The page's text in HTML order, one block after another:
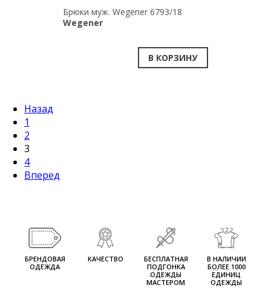
Брюки муж. Wegener 6793/18
Wegener
В КОРЗИНУ
Назад
1
2
3
4
Вперед
БРЕНДОВАЯ
ОДЕЖДА
КАЧЕСТВО
БЕСПЛАТНАЯ
ПОДГОНКА
ОДЕЖДЫ
МАСТЕРОМ
В НАЛИЧИИ
БОЛЕЕ 1000
ЕДИНИЦ
ОДЕЖДЫ